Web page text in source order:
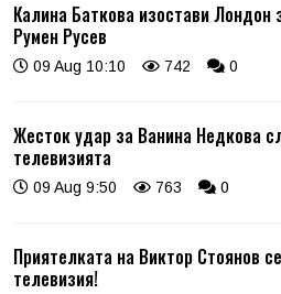
Калина Баткова изостави
Румен Русев
09 Aug 10:10 742 0
Жесток удар за Ванина Недкова
телевизията
09 Aug 9:50 763 0
Приятелката на Виктор Стоянов
телевизия!